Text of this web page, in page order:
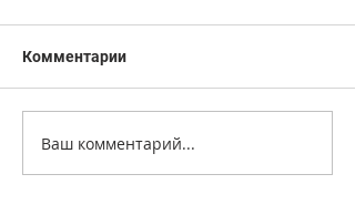
Комментарии
Ваш комментарий...